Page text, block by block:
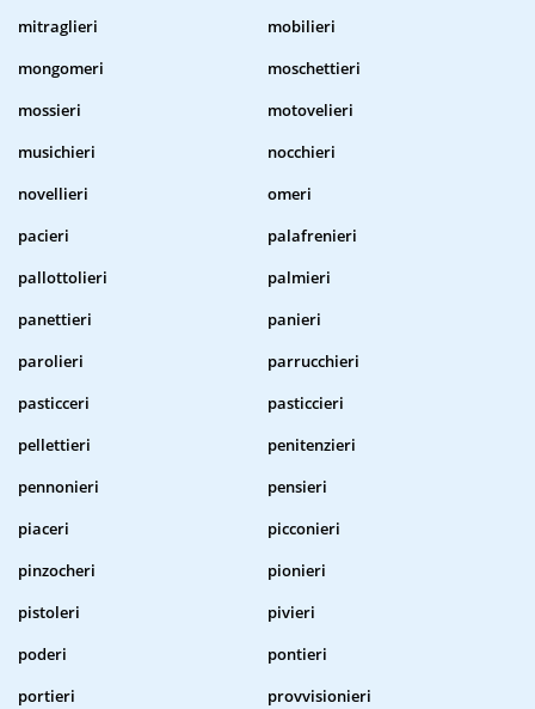
mitraglieri
mobilieri
mongomeri
moschettieri
mossieri
motovelieri
musichieri
nocchieri
novellieri
omeri
pacieri
palafrenieri
pallottolieri
palmieri
panettieri
panieri
parolieri
parrucchieri
pasticceri
pasticcieri
pellettieri
penitenzieri
pennonieri
pensieri
piaceri
picconieri
pinzocheri
pionieri
pistoleri
pivieri
poderi
pontieri
portieri
provvisionieri